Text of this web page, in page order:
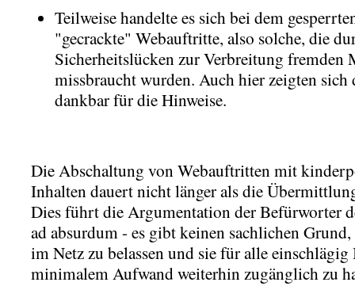
Teilweise handelte es sich bei dem
"gecrackte" Webauftritte, also solche, die
Sicherheitslücken zur Verbreitung fremden
missbraucht wurden. Auch hier zeigten sich
dankbar für die Hinweise.
Die Abschaltung von Webauftritten mit
Inhalten dauert nicht länger als die
Dies führt die Argumentation der Befürworter
ad absurdum - es gibt keinen sachlichen
im Netz zu belassen und sie für alle
minimalem Aufwand weiterhin zugänglich zu